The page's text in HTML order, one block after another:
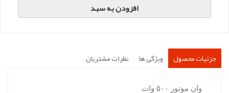
افزودن به سبد
جزئیات محصول ویژگی ها نظرات مشتریان
وان موتور ۵۰۰ وات